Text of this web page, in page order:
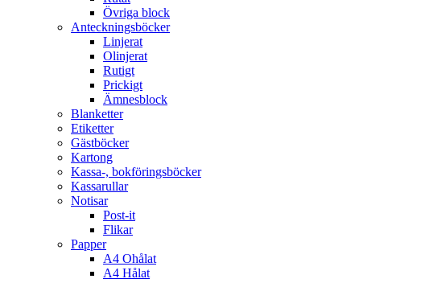
Övriga block
Anteckningsböcker
Linjerat
Olinjerat
Rutigt
Prickigt
Ämnesblock
Blanketter
Etiketter
Gästböcker
Kartong
Kassa-, bokföringsböcker
Kassarullar
Notisar
Post-it
Flikar
Papper
A4 Ohålat
A4 Hålat